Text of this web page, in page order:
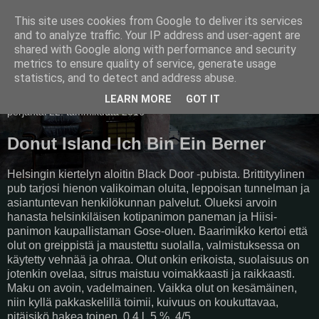
Pullollinen
perjantai 22. tammikuuta 2016
Donut Island Ich Bin Ein Berner
Helsingin kiertelyn aloitin Black Door -pubista. Brittityylinen
pub tarjosi hienon valikoiman oluita, leppoisan tunnelman ja
asiantuntevan henkilökunnan palvelut. Olueksi arvoin
hanasta helsinkiläisen kotipanimon paneman ja Hiisi-
panimon kaupallistaman Gose-oluen. Baarimikko kertoi että
olut on greippistä ja maustettu suolalla, valmistuksessa on
käytetty vehnää ja ohraa. Olut onkin erikoista, suolaisuus on
jotenkin ovelaa, sitrus maistuu voimakkaasti ja raikkaasti.
Maku on avoin, vadelmainen. Vaikka olut on kesämäinen,
niin kyllä pakkaskelillä toimii, kuivuus on koukuttavaa,
pitäisikö hakea toinen. 0,4 l, 5 %, 4/5
This site uses cookies from Google to deliver its services
and to analyze traffic. Your IP address and user-agent are
shared with Google along with performance and security
metrics to ensure quality of service, generate usage
statistics, and to detect and address abuse.
LEARN MORE GOT IT